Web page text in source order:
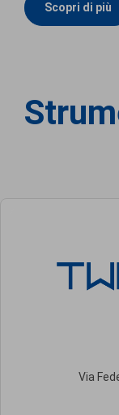
Scopri di più
Via